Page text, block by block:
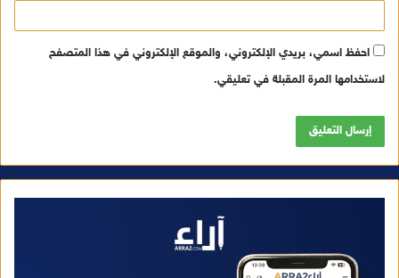
احفظ اسمي، بريدي الإلكتروني، والموقع الإلكتروني في هذا المتصفح
لاستخدامها المرة المقبلة في تعليقي.